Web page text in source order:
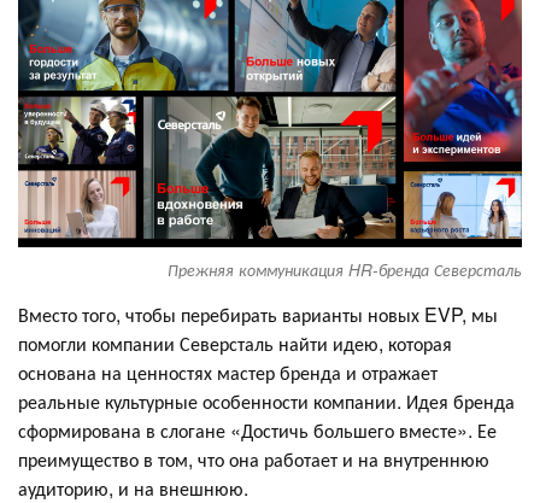
Прежняя коммуникация HR-бренда Северсталь
Вместо того, чтобы перебирать варианты новых EVP, мы
помогли компании Северсталь найти идею, которая
основана на ценностях мастер бренда и отражает
реальные культурные особенности компании. Идея бренда
сформирована в слогане «Достичь большего вместе». Ее
преимущество в том, что она работает и на внутреннюю
аудиторию, и на внешнюю.